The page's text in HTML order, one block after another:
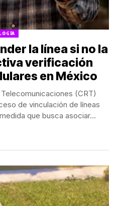
la línea si no la
verificación
en México
(CRT)
de vinculación de líneas
que busca asociar...